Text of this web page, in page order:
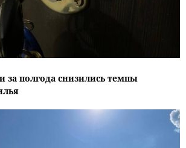
за полгода снизились темпы